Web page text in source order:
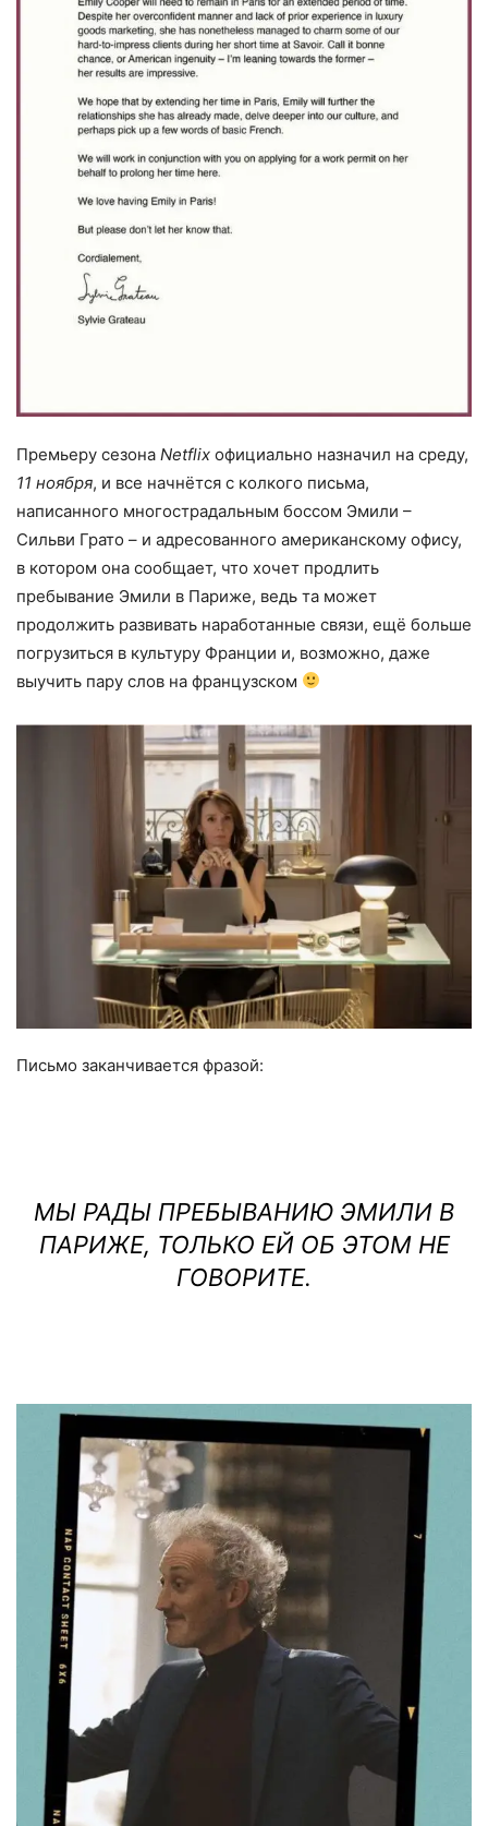
Премьеру сезона Netflix официально назначил на среду,
11 ноября, и все начнётся с колкого письма,
написанного многострадальным боссом Эмили –
Сильви Грато – и адресованного американскому офису,
в котором она сообщает, что хочет продлить
пребывание Эмили в Париже, ведь та может
продолжить развивать наработанные связи, ещё больше
погрузиться в культуру Франции и, возможно, даже
выучить пару слов на французском
Письмо заканчивается фразой:
МЫ РАДЫ ПРЕБЫВАНИЮ ЭМИЛИ В
ПАРИЖЕ, ТОЛЬКО ЕЙ ОБ ЭТОМ НЕ
ГОВОРИТЕ.